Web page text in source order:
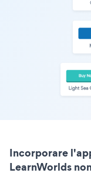
Incorporare
LearnWorlds